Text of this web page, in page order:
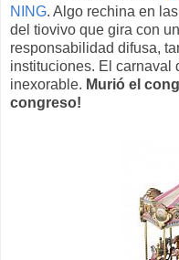
NING. Algo rechina en
del tiovivo que gira con
responsabilidad difusa,
instituciones. El carnaval
inexorable. Murió el
congreso!